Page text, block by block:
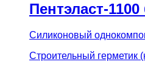
Пентэласт-
Силиконовый
Строительный герметик